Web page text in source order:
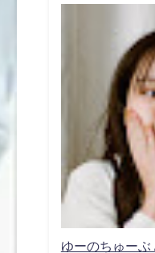
ゆーのちゅーぶ